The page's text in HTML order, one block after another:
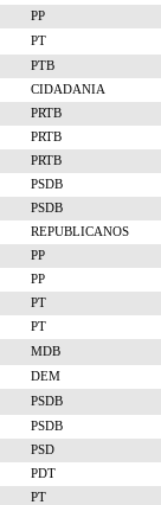
PP
PT
PTB
CIDADANIA
PRTB
PRTB
PRTB
PSDB
PSDB
REPUBLICANOS
PP
PP
PT
PT
MDB
DEM
PSDB
PSDB
PSD
PDT
PT